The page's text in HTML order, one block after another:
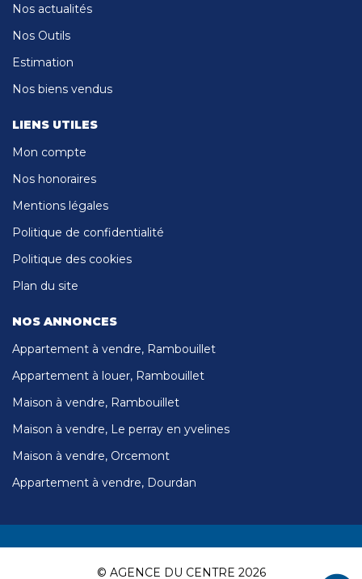
Nos actualités
Nos Outils
Estimation
Nos biens vendus
LIENS UTILES
Mon compte
Nos honoraires
Mentions légales
Politique de confidentialité
Politique des cookies
Plan du site
NOS ANNONCES
Appartement à vendre, Rambouillet
Appartement à louer, Rambouillet
Maison à vendre, Rambouillet
Maison à vendre, Le perray en yvelines
Maison à vendre, Orcemont
Appartement à vendre, Dourdan
© AGENCE DU CENTRE 2026